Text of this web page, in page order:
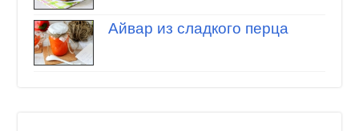
Айвар из сладкого перца